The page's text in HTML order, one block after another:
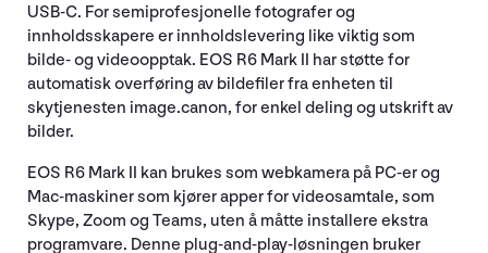
USB-C. For semiprofesjonelle fotografer og
innholdsskapere er innholdslevering like viktig som
bilde- og videoopptak. EOS R6 Mark II har støtte for
automatisk overføring av bildefiler fra enheten til
skytjenesten image.canon, for enkel deling og utskrift av
bilder.
EOS R6 Mark II kan brukes som webkamera på PC-er og
Mac-maskiner som kjører apper for videosamtale, som
Skype, Zoom og Teams, uten å måtte installere ekstra
programvare. Denne plug-and-play-løsningen bruker